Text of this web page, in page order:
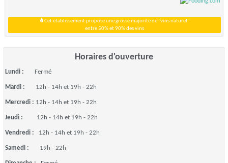
Cet établissement propose une grosse majorité de "vins naturel"
entre 50% et 90% des vins
Horaires d'ouverture
Lundi : Fermé
Mardi : 12h - 14h et 19h - 22h
Mercredi : 12h - 14h et 19h - 22h
Jeudi : 12h - 14h et 19h - 22h
Vendredi : 12h - 14h et 19h - 22h
Samedi : 19h - 22h